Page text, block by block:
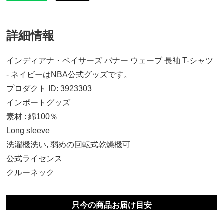
詳細情報
インディアナ・ペイサーズ バナー ウェーブ 長袖 T-シャツ
- ネイビーはNBA公式グッズです。
プロダクト ID: 3923303
インポートグッズ
素材 : 綿100％
Long sleeve
洗濯機洗い, 弱めの回転式乾燥機可
公式ライセンス
クルーネック
只今の商品お届け目安
S
11,530円(税込)
M